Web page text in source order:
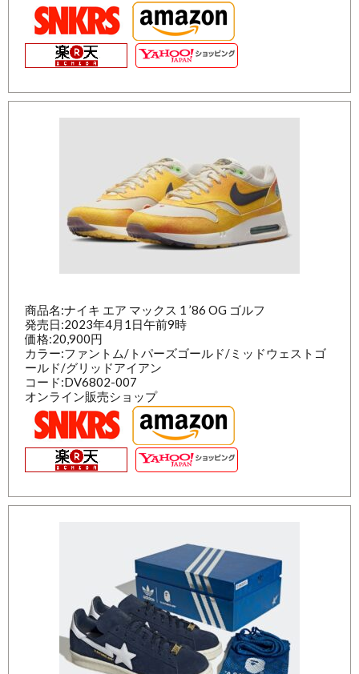
商品名:ナイキ エア マックス 1 ’86 OG ゴルフ
発売日:2023年4月1日午前9時
価格:20,900円
カラー:ファントム/トパーズゴールド/ミッドウェストゴ
ールド/グリッドアイアン
コード:DV6802-007
オンライン販売ショップ